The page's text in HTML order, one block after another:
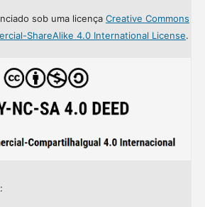
sob uma licença Creative Commons
ShareAlike 4.0 International License.